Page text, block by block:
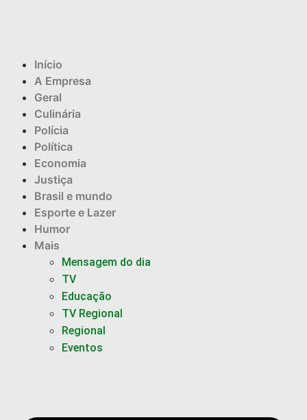
Início
A Empresa
Geral
Culinária
Polícia
Política
Economia
Justiça
Brasil e mundo
Esporte e Lazer
Humor
Mais
Mensagem do dia
TV
Educação
TV Regional
Regional
Eventos